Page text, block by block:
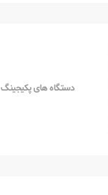
دستگاه های پکیجینگ